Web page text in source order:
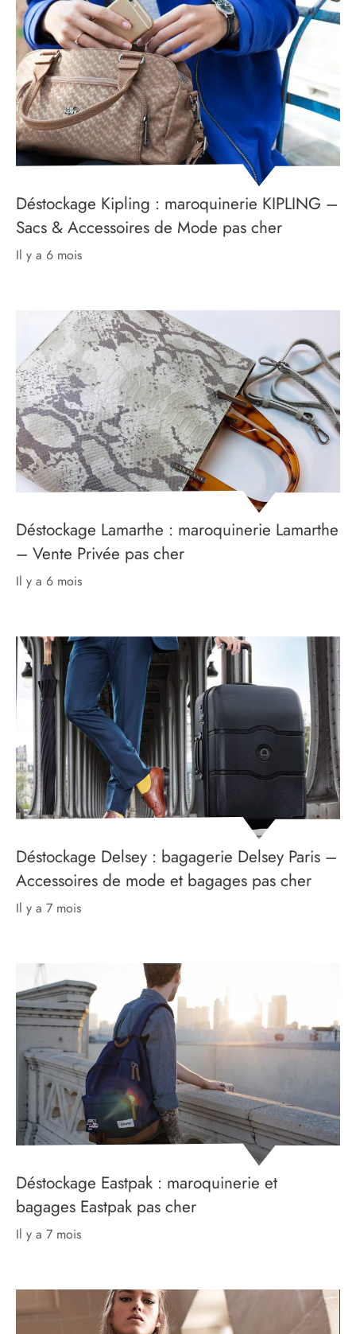
Déstockage Kipling : maroquinerie KIPLING –
Sacs & Accessoires de Mode pas cher
il y a 6 mois
Déstockage Lamarthe : maroquinerie Lamarthe
– Vente Privée pas cher
il y a 6 mois
Déstockage Delsey : bagagerie Delsey Paris –
Accessoires de mode et bagages pas cher
il y a 7 mois
Déstockage Eastpak : maroquinerie et
bagages Eastpak pas cher
il y a 7 mois